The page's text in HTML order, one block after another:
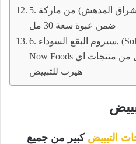
5. سيروم اللمعان, (الإشراق المدهش) من ماركة Acure
ضمن عبوة سعة 30 مل
6. سيروم البقع السوداء, (Solutions محاليل), من ماركة
Now Foods ضمن عبوة سعة 30 مل من منتجات اي
هيرب للتبييض
التبييض كبير من جميع